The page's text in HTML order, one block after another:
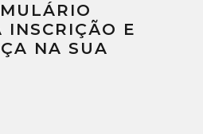
INSCRIÇÃO E
NA SUA